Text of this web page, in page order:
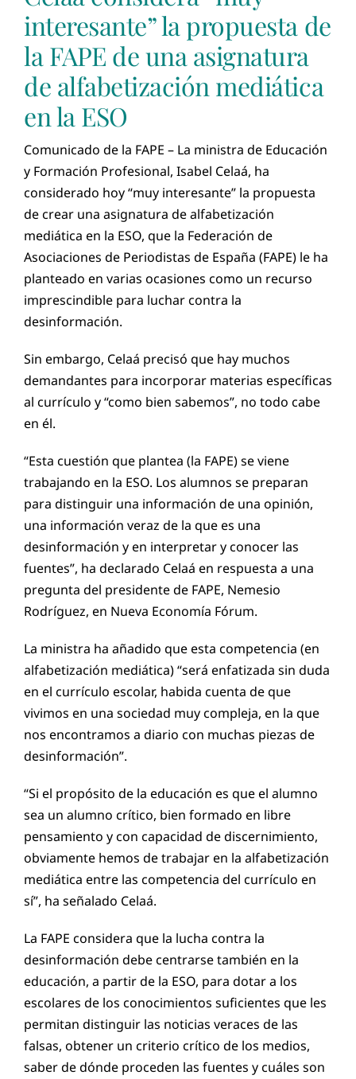
interesante” la propuesta de
la FAPE de una asignatura
de alfabetización mediática
en la ESO
Comunicado de la FAPE – La ministra de Educación
y Formación Profesional, Isabel Celaá, ha
considerado hoy “muy interesante” la propuesta
de crear una asignatura de alfabetización
mediática en la ESO, que la Federación de
Asociaciones de Periodistas de España (FAPE) le ha
planteado en varias ocasiones como un recurso
imprescindible para luchar contra la
desinformación.
Sin embargo, Celaá precisó que hay muchos
demandantes para incorporar materias específicas
al currículo y “como bien sabemos”, no todo cabe
en él.
“Esta cuestión que plantea (la FAPE) se viene
trabajando en la ESO. Los alumnos se preparan
para distinguir una información de una opinión,
una información veraz de la que es una
desinformación y en interpretar y conocer las
fuentes”, ha declarado Celaá en respuesta a una
pregunta del presidente de FAPE, Nemesio
Rodríguez, en Nueva Economía Fórum.
La ministra ha añadido que esta competencia (en
alfabetización mediática) “será enfatizada sin duda
en el currículo escolar, habida cuenta de que
vivimos en una sociedad muy compleja, en la que
nos encontramos a diario con muchas piezas de
desinformación”.
“Si el propósito de la educación es que el alumno
sea un alumno crítico, bien formado en libre
pensamiento y con capacidad de discernimiento,
obviamente hemos de trabajar en la alfabetización
mediática entre las competencia del currículo en
sí”, ha señalado Celaá.
La FAPE considera que la lucha contra la
desinformación debe centrarse también en la
educación, a partir de la ESO, para dotar a los
escolares de los conocimientos suficientes que les
permitan distinguir las noticias veraces de las
falsas, obtener un criterio crítico de los medios,
saber de dónde proceden las fuentes y cuáles son